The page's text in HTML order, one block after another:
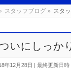
スタッフブログ » スタ
いにしっか
年12月28日 最終更新日時